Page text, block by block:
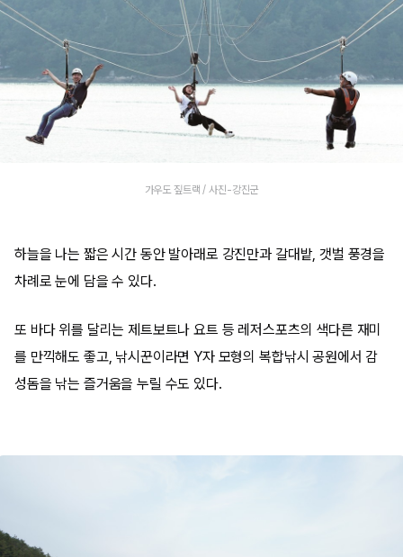
가우도 짚트랙 / 사진-강진군
하늘을 나는 짧은 시간 동안 발아래로 강진만과 갈대밭, 갯벌 풍경을
차례로 눈에 담을 수 있다.
또 바다 위를 달리는 제트보트나 요트 등 레저스포츠의 색다른 재미
를 만끽해도 좋고, 낚시꾼이라면 Y자 모형의 복합낚시 공원에서 감
성돔을 낚는 즐거움을 누릴 수도 있다.